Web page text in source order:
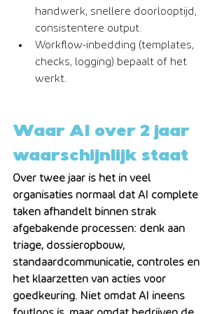
handwerk, snellere doorlooptijd,
consistentere output.
Workflow-inbedding (templates,
checks, logging) bepaalt of het
werkt.
Waar AI over 2 jaar
waarschijnlijk staat
Over twee jaar is het in veel
organisaties normaal dat AI complete
taken afhandelt binnen strak
afgebakende processen: denk aan
triage, dossieropbouw,
standaardcommunicatie, controles en
het klaarzetten van acties voor
goedkeuring. Niet omdat AI ineens